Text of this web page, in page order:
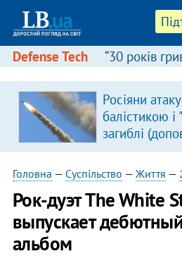
Defense Tech “30 років
Росіяни
балістикою
загиблі
Головна — Суспільство — Життя —
Рок-дуэт The White
выпускает
альбом